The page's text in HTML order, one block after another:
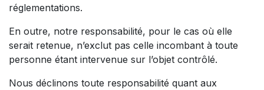
réglementations.
En outre, notre responsabilité, pour le cas où elle
serait retenue, n’exclut pas celle incombant à toute
personne étant intervenue sur l’objet contrôlé.
Nous déclinons toute responsabilité quant aux